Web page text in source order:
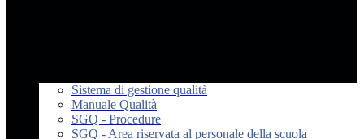
Sistema di gestione qualità
Manuale Qualità
SGQ - Procedure
SGQ - Area riservata al personale della scuola